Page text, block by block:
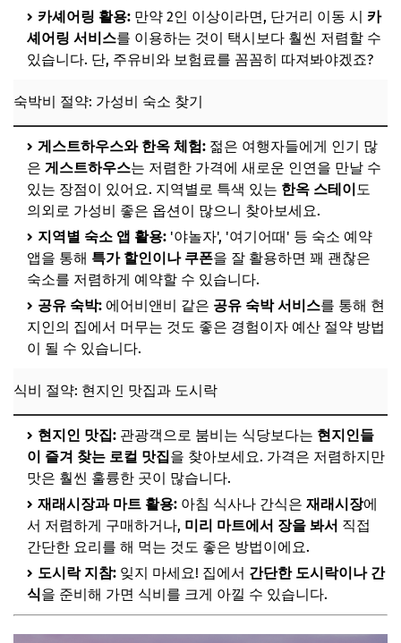
카셰어링 활용: 만약 2인 이상이라면, 단거리 이동 시 카
셰어링 서비스를 이용하는 것이 택시보다 훨씬 저렴할 수
있습니다. 단, 주유비와 보험료를 꼼꼼히 따져봐야겠죠?
숙박비 절약: 가성비 숙소 찾기
게스트하우스와 한옥 체험: 젊은 여행자들에게 인기 많
은 게스트하우스는 저렴한 가격에 새로운 인연을 만날 수
있는 장점이 있어요. 지역별로 특색 있는 한옥 스테이도
의외로 가성비 좋은 옵션이 많으니 찾아보세요.
지역별 숙소 앱 활용: '야놀자', '여기어때' 등 숙소 예약
앱을 통해 특가 할인이나 쿠폰을 잘 활용하면 꽤 괜찮은
숙소를 저렴하게 예약할 수 있습니다.
공유 숙박: 에어비앤비 같은 공유 숙박 서비스를 통해 현
지인의 집에서 머무는 것도 좋은 경험이자 예산 절약 방법
이 될 수 있습니다.
식비 절약: 현지인 맛집과 도시락
현지인 맛집: 관광객으로 붐비는 식당보다는 현지인들
이 즐겨 찾는 로컬 맛집을 찾아보세요. 가격은 저렴하지만
맛은 훨씬 훌륭한 곳이 많습니다.
재래시장과 마트 활용: 아침 식사나 간식은 재래시장에
서 저렴하게 구매하거나, 미리 마트에서 장을 봐서 직접
간단한 요리를 해 먹는 것도 좋은 방법이에요.
도시락 지참: 잊지 마세요! 집에서 간단한 도시락이나 간
식을 준비해 가면 식비를 크게 아낄 수 있습니다.